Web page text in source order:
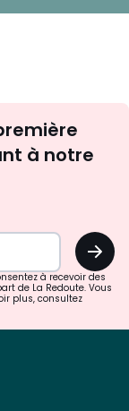
à notre
OK
à recevoir des
de La Redoute. Vous
plus, consultez